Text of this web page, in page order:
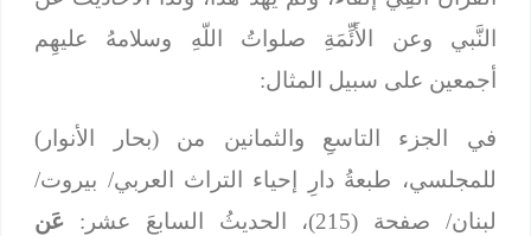
النَّبي وعن الأَئِّمَةِ صلواتُ اللّهِ وسلامهُ عليهِم
أجمعين على سبيل المثال:
في الجزء التاسعِ والثمانين من (بحار الأنوار)
للمجلسي، طبعةُ دارِ إحياء التراث العربي/ بيروت/
لبنان/ صفحة (215)، الحديثُ السابعَ عشر:
عَن